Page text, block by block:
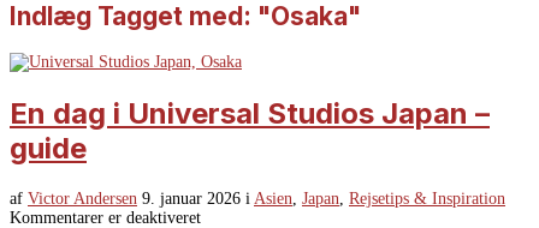
Indlæg Tagget med: "Osaka"
En dag i Universal Studios Japan –
guide
af Victor Andersen 9. januar 2026 i Asien Japan Rejsetips & Inspiration
Kommentarer er deaktiveret